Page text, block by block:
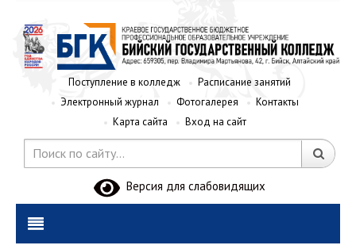
Поступление в колледж
Расписание занятий
Электронный журнал
Фотогалерея
Контакты
Карта сайта
Вход на сайт
Версия для слабовидящих